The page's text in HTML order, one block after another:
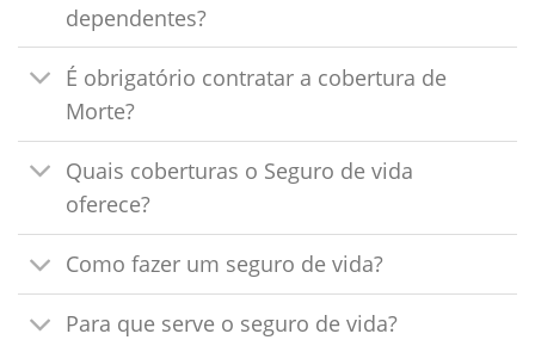
dependentes?
É obrigatório contratar a cobertura de
Morte?
Quais coberturas o Seguro de vida
oferece?
Como fazer um seguro de vida?
Para que serve o seguro de vida?